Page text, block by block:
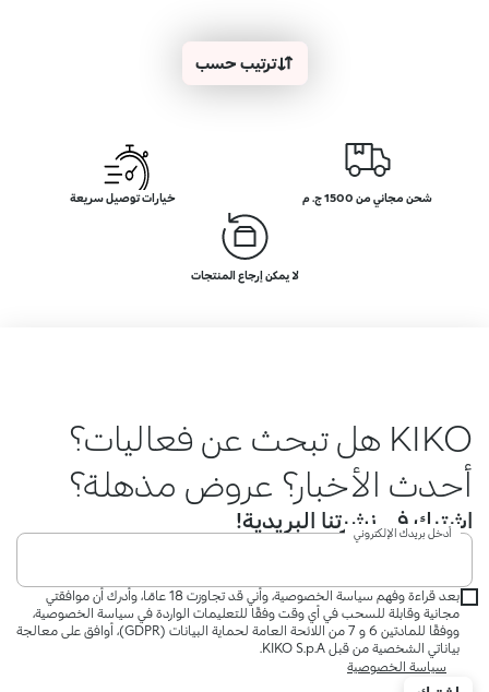
ترتيب حسب
شحن مجاني من 1500 ج. م خيارات توصيل سريعة
لا يمكن إرجاع المنتجات
KIKO هل تبحث عن فعاليات؟
أحدث الأخبار؟ عروض مذهلة؟
اشترك في نشرتنا البريدية!
أدخل بريدك الإلكتروني
بعد قراءة وفهم سياسة الخصوصية، وأني قد تجاوزت 18 عامًا، وأدرك أن موافقتي
مجانية وقابلة للسحب في أي وقت وفقًا للتعليمات الواردة في سياسة الخصوصية،
ووفقًا للمادتين 6 و 7 من اللائحة العامة لحماية البيانات (GDPR)، أوافق على معالجة
بياناتي الشخصية من قبل KIKO S.p.A.
سياسة الخصوصية